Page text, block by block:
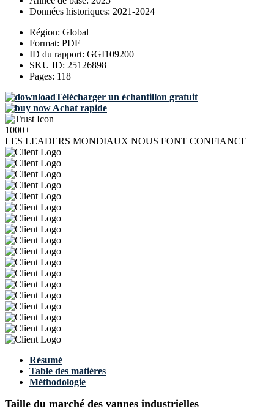
Données historiques: 2021-2024
Région: Global
Format: PDF
ID du rapport: GGI109200
SKU ID: 25126898
Pages: 118
Télécharger un échantillon gratuit
Achat rapide
1000+
LES LEADERS MONDIAUX NOUS FONT CONFIANCE
Résumé
Table des matières
Méthodologie
Taille du marché des vannes industrielles